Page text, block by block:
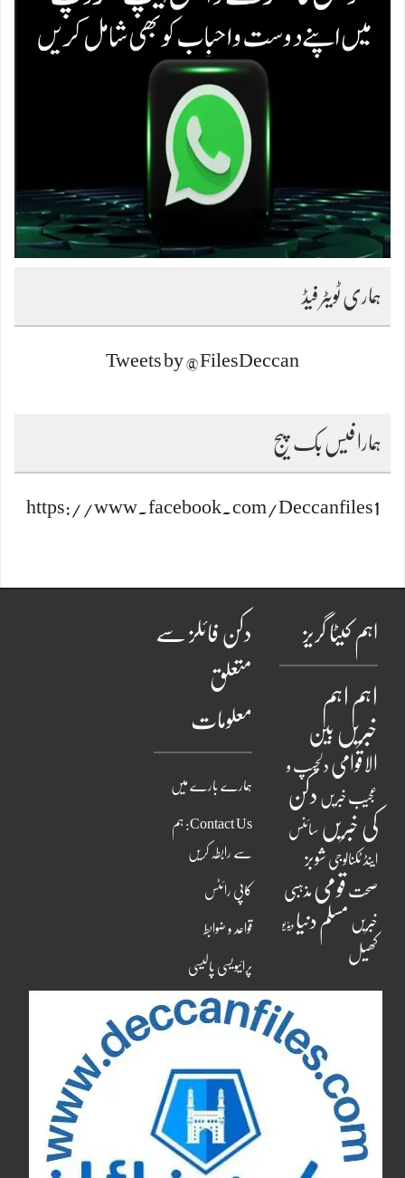
ہماری ٹویٹر فیڈ
Tweets by @FilesDeccan
ہمارا فیس بک پیج
https://www.facebook.com/Deccanfiles1
اہم کیٹا گریز
اہم اہم
خبریں بین
الاقوامی دلچسپ و
عجیب خبریں دکن
کی خبریں سائنس
اینڈ ٹکنالوجی شوبز
صحت قومی مذہبی
خبریں مسلم دنیا ویڈیو
کھیل
دکن فائلز سے
متعلق
معلومات
ہمارے بارے میں
Contact Us: ہم
سے رابطہ کریں
کاپی رائٹس
قواعد و ضوابط
پرائیویسی پالیسی